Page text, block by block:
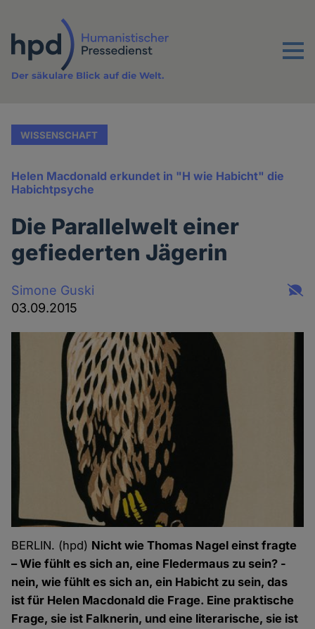
Inhalt
Menu
Der säkulare Blick auf die Welt.
WISSENSCHAFT
Helen Macdonald erkundet in "H wie Habicht" die
Habichtpsyche
Die Parallelwelt einer
gefiederten Jägerin
Simone Guski
03.09.2015
BERLIN. (hpd) Nicht wie Thomas Nagel einst fragte
– Wie fühlt es sich an, eine Fledermaus zu sein? -
nein, wie fühlt es sich an, ein Habicht zu sein, das
ist für Helen Macdonald die Frage. Eine praktische
Frage, sie ist Falknerin, und eine literarische, sie ist